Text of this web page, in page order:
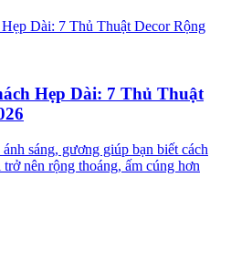
Hẹp Dài: 7 Thủ Thuật
sáng, gương giúp bạn biết cách
nên rộng thoáng, ấm cúng hơn